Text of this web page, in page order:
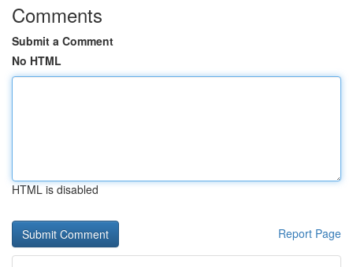
Comments
Submit a Comment
No HTML
HTML is disabled
Report Page